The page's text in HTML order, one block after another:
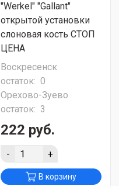
"Werkel" "Gallant"
открытой установки
слоновая кость СТОП
ЦЕНА
Воскресенск
остаток: 0
Орехово-Зуево
остаток: 3
222 руб.
- +
В корзину